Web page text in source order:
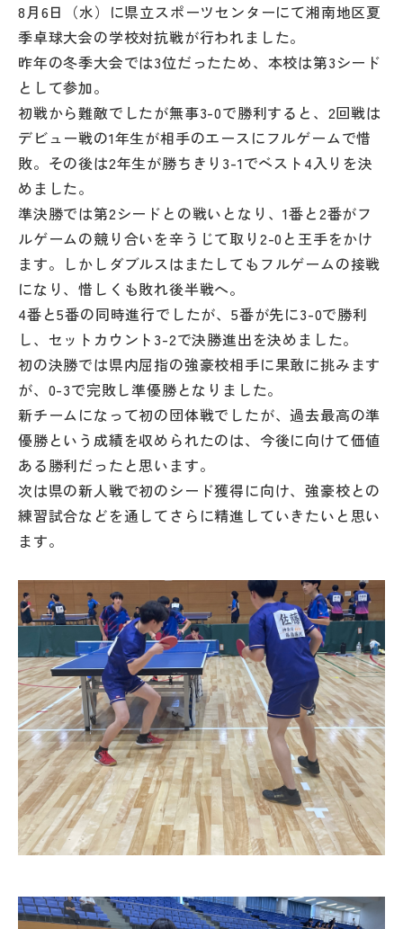
NettyLandかわら版
その他
お問い合わせ
個人情報保護方針
サイトマップ
運営会社
8月6日（水）に県立スポーツセンターにて湘南地区夏
季卓球大会の学校対抗戦が行われました。
昨年の冬季大会では3位だったため、本校は第3シード
として参加。
初戦から難敵でしたが無事3-0で勝利すると、2回戦は
デビュー戦の1年生が相手のエースにフルゲームで惜
敗。その後は2年生が勝ちきり3-1でベスト4入りを決
めました。
準決勝では第2シードとの戦いとなり、1番と2番がフ
ルゲームの競り合いを辛うじて取り2-0と王手をかけ
ます。しかしダブルスはまたしてもフルゲームの接戦
になり、惜しくも敗れ後半戦へ。
4番と5番の同時進行でしたが、5番が先に3-0で勝利
し、セットカウント3-2で決勝進出を決めました。
初の決勝では県内屈指の強豪校相手に果敢に挑みます
が、0-3で完敗し準優勝となりました。
新チームになって初の団体戦でしたが、過去最高の準
優勝という成績を収められたのは、今後に向けて価値
ある勝利だったと思います。
次は県の新人戦で初のシード獲得に向け、強豪校との
練習試合などを通してさらに精進していきたいと思い
ます。